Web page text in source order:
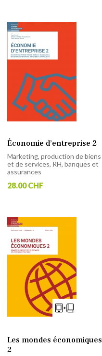
Économie d’entreprise 2
Marketing, production de biens
et de services, RH, banques et
assurances
28.00 CHF
Les mondes économiques
2